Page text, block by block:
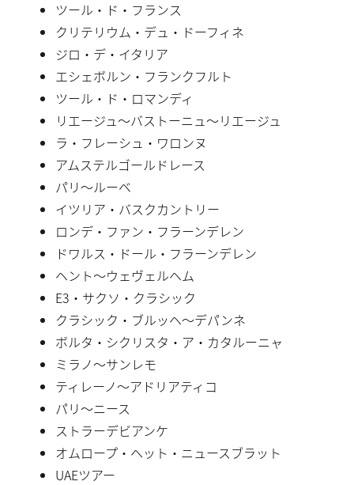
ツール・ド・フランス
クリテリウム・デュ・ドーフィネ
ジロ・デ・イタリア
エシェボルン・フランクフルト
ツール・ド・ロマンディ
リエージュ〜バストーニュ〜リエージュ
ラ・フレーシュ・ワロンヌ
アムステルゴールドレース
パリ〜ルーベ
イツリア・バスクカントリー
ロンデ・ファン・フラーンデレン
ドワルス・ドール・フラーンデレン
ヘント〜ウェヴェルヘム
E3・サクソ・クラシック
クラシック・ブルッヘ〜デパンネ
ボルタ・シクリスタ・ア・カタルーニャ
ミラノ〜サンレモ
ティレーノ〜アドリアティコ
パリ〜ニース
ストラーデビアンケ
オムロープ・ヘット・ニュースブラット
UAEツアー